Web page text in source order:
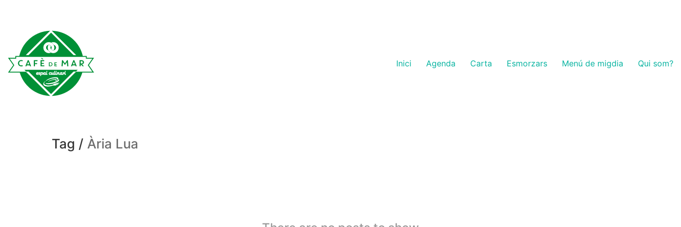
Inici Agenda Carta Esmorzars Menú de migdia Qui som?
Tag / Ària Lua